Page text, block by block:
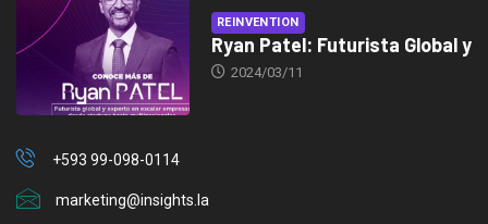
REINVENTION
Ryan Patel: Futurista Global y
2024/03/11
+593 99-098-0114
marketing@insights.la